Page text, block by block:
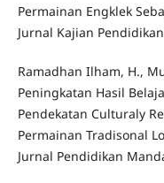
Permainan Engklek
Jurnal Kajian
Ramadhan Ilham, H.,
Peningkatan Hasil
Pendekatan Culturaly
Permainan Tradisonal
Jurnal Pendidikan